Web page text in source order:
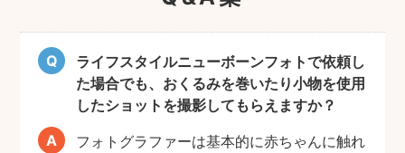
ライフスタイルニューボーンフォトで依頼し
た場合でも、おくるみを巻いたり小物を使用
したショットを撮影してもらえますか？
フォトグラファーは基本的に赤ちゃんに触れ